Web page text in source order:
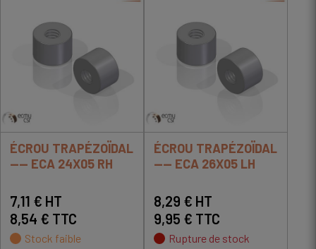
ÉCROU TRAPÉZOÏDAL
---- ECA 24X05 RH
7,11 € HT
8,54 € TTC
Stock faible
ÉCROU TRAPÉZOÏDAL
---- ECA 26X05 LH
8,29 € HT
9,95 € TTC
Rupture de stock